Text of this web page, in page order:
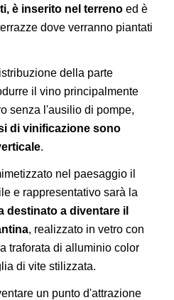
è inserito nel terreno ed è
dove verranno piantati
della parte
il vino principalmente
senza l'ausilio di pompe,
di vinificazione sono
.
nel paesaggio il
e rappresentativo sarà la
destinato a diventare il
, realizzato in vetro con
traforata di alluminio color
di vite stilizzata.
un punto d'attrazione